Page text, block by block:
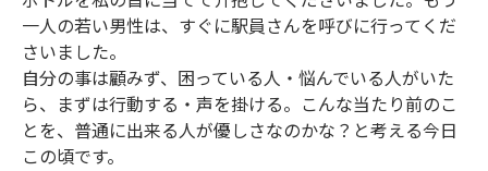
一人の若い男性は、すぐに駅員さんを呼びに行ってくだ
さいました。
自分の事は顧みず、困っている人・悩んでいる人がいた
ら、まずは行動する・声を掛ける。こんな当たり前のこ
とを、普通に出来る人が優しさなのかな？と考える今日
この頃です。